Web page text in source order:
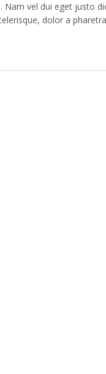
vel dui eget justo
dolor a